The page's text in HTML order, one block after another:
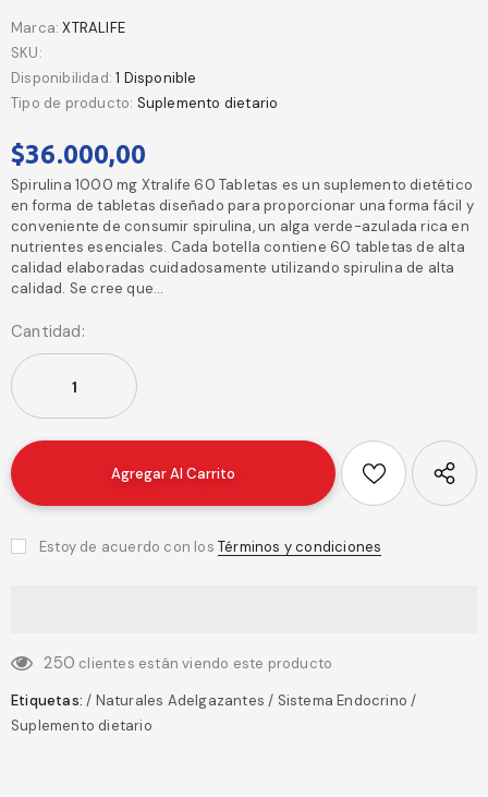
Marca: XTRALIFE
SKU:
Disponibilidad: 1 Disponible
Tipo de producto: Suplemento dietario
$36.000,00
Spirulina 1000 mg Xtralife 60 Tabletas es un suplemento dietético
en forma de tabletas diseñado para proporcionar una forma fácil y
conveniente de consumir spirulina, un alga verde-azulada rica en
nutrientes esenciales. Cada botella contiene 60 tabletas de alta
calidad elaboradas cuidadosamente utilizando spirulina de alta
calidad. Se cree que...
Cantidad:
Estoy de acuerdo con los Términos y condiciones
250 clientes están viendo este producto
Etiquetas: / Naturales Adelgazantes / Sistema Endocrino /
Suplemento dietario